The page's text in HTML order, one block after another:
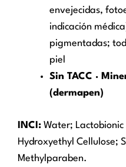
envejecidas,
indicación
pigmentadas;
piel
Sin TACC ·
(dermapen)
INCI: Water;
Hydroxyethyl Cellulose;
Methylparaben.